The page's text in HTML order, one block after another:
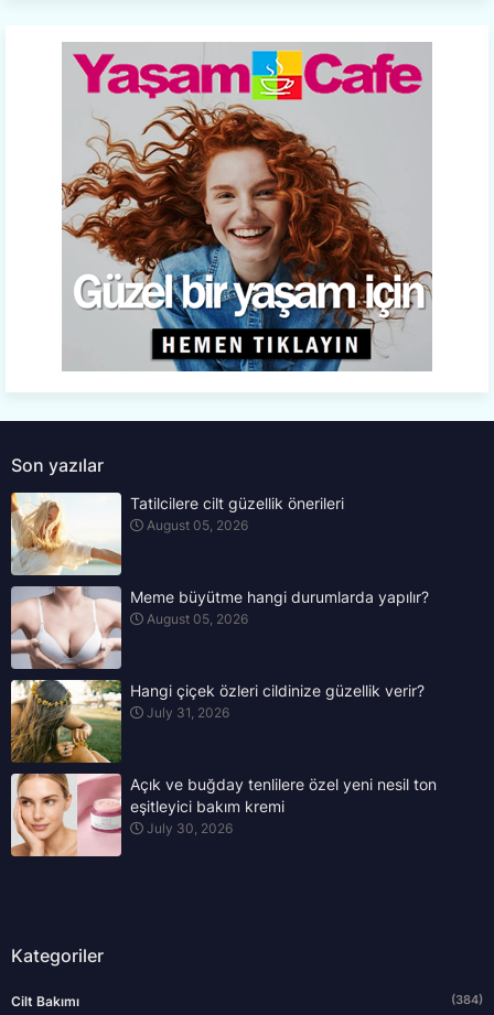
Son yazılar
Tatilcilere cilt güzellik önerileri
August 05, 2026
Meme büyütme hangi durumlarda yapılır?
August 05, 2026
Hangi çiçek özleri cildinize güzellik verir?
July 31, 2026
Açık ve buğday tenlilere özel yeni nesil ton
eşitleyici bakım kremi
July 30, 2026
Kategoriler
Cilt Bakımı (384)